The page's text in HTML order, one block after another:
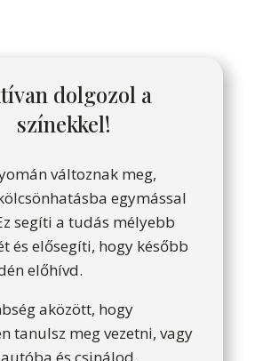
dolgozol a
színekkel!
változnak meg,
egymással
segíti a tudás mélyebb
és elősegíti, hogy később
előhívd.
aközött, hogy
tanulsz meg vezetni, vagy
és csinálod.